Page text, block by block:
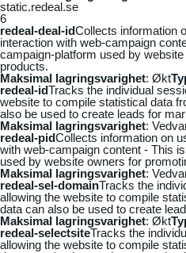
static.redeal.se
6
redeal-deal-idCollects information
interaction with web-campaign
campaign-platform used by
products.
Maksimal lagringsvarighet: Økt
redeal-idTracks the individual
website to compile statistical data
also be used to create leads for
Maksimal lagringsvarighet:
redeal-pidCollects information on
with web-campaign content - This
used by website owners for
Maksimal lagringsvarighet:
redeal-sel-domainTracks the
allowing the website to compile
data can also be used to create
Maksimal lagringsvarighet: Økt
redeal-selectsiteTracks the
allowing the website to compile